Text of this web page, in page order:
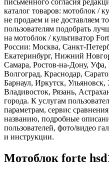
каталог товаров: мотоблок /
не продаем и не доставляем
пользователям подобрать
на мотоблок / культиватор
России: Москва, Санкт-
Екатеринбург, Нижний
Самара, Ростов-на-Дону,
Волгоград, Краснодар,
Барнаул, Иркутск, Ульяновск,
Владивосток, Рязань,
города. К услугам
параметрам, сервис
названию, подробные
пользователей, фото/видео
и инструкции.
Мотоблок forte